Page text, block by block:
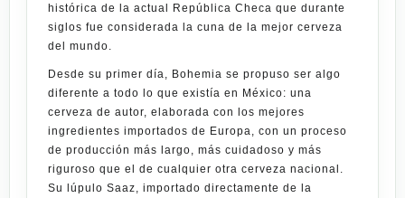
histórica de la actual República Checa que durante
siglos fue considerada la cuna de la mejor cerveza
del mundo.
Desde su primer día, Bohemia se propuso ser algo
diferente a todo lo que existía en México: una
cerveza de autor, elaborada con los mejores
ingredientes importados de Europa, con un proceso
de producción más largo, más cuidadoso y más
riguroso que el de cualquier otra cerveza nacional.
Su lúpulo Saaz, importado directamente de la